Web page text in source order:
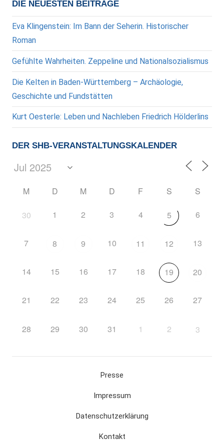
DIE NEUESTEN BEITRÄGE
Eva Klingenstein: Im Bann der Seherin. Historischer
Roman
Gefühlte Wahrheiten. Zeppeline und Nationalsozialismus
Die Kelten in Baden-Württemberg – Archäologie,
Geschichte und Fundstätten
Kurt Oesterle: Leben und Nachleben Friedrich Hölderlins
DER SHB-VERANSTALTUNGSKALENDER
M D M D F S S
30 1 2 3 4 5 6
7 8 9 10 11 12 13
14 15 16 17 18 19 20
21 22 23 24 25 26 27
28 29 30 31 1 2 3
Presse
Impressum
Datenschutzerklärung
Kontakt